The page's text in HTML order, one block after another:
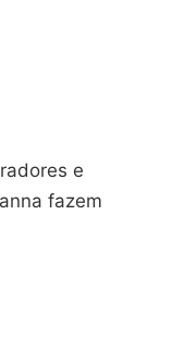
e
fazem